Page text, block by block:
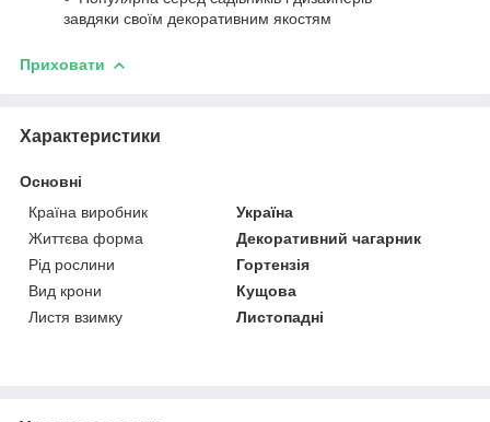
завдяки своїм декоративним якостям
Приховати
Характеристики
Основні
Країна виробник
Україна
Життєва форма
Декоративний чагарник
Рід рослини
Гортензія
Вид крони
Кущова
Листя взимку
Листопадні